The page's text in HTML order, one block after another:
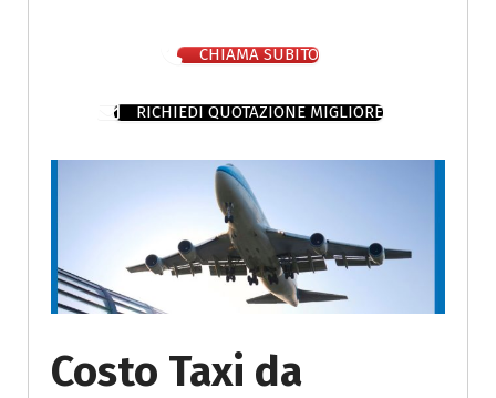
CHIAMA SUBITO
RICHIEDI QUOTAZIONE MIGLIORE
Costo Taxi da